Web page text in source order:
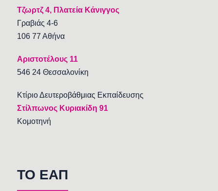
Τζωρτζ 4, Πλατεία Κάνιγγος
Γραβιάς 4-6
106 77 Αθήνα
Αριστοτέλους 11
546 24 Θεσσαλονίκη
Κτίριο Δευτεροβάθμιας Εκπαίδευσης
Στίλπωνος Κυριακίδη 91
Κομοτηνή
TO EAΠ